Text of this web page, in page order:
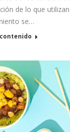
de lo que
se…